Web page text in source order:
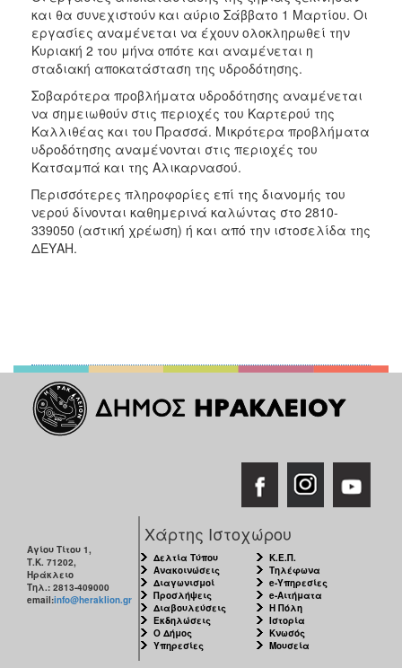
2006
ΤΟΠΟΣ
ΠΟΛΙΤΙΣΜΟΣ
ΑΝΘΕΚΤΙΚΗ
ΠΟΛΗ
και θα συνεχιστούν και αύριο Σάββατο 1 Μαρτίου. Οι
εργασίες αναμένεται να έχουν ολοκληρωθεί την
Κυριακή 2 του μήνα οπότε και αναμένεται η
σταδιακή αποκατάσταση της υδροδότησης.
Σοβαρότερα προβλήματα υδροδότησης αναμένεται
να σημειωθούν στις περιοχές του Καρτερού της
Καλλιθέας και του Πρασσά. Μικρότερα προβλήματα
υδροδότησης αναμένονται στις περιοχές του
Κατσαμπά και της Αλικαρνασού.
Περισσότερες πληροφορίες επί της διανομής του
νερού δίνονται καθημερινά καλώντας στο 2810-
339050 (αστική χρέωση) ή και από την ιστοσελίδα της
ΔΕΥΑΗ.
Αγίου Τίτου 1,
Τ.Κ. 71202,
Ηράκλειο
Τηλ.: 2813-409000
email:info@heraklion.gr
Χάρτης Ιστοχώρου
Δελτία Τύπου
Ανακοινώσεις
Διαγωνισμοί
Προσλήψεις
Διαβουλεύσεις
Εκδηλώσεις
Ο Δήμος
Υπηρεσίες
Κ.Ε.Π.
Τηλέφωνα
e-Υπηρεσίες
e-Αιτήματα
Η Πόλη
Ιστορία
Κνωσός
Μουσεία